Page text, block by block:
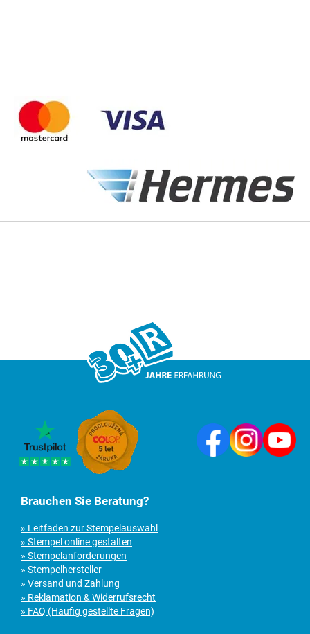
Brauchen Sie Beratung?
» Leitfaden zur Stempelauswahl
» Stempel online gestalten
» Stempelanforderungen
» Stempelhersteller
» Versand und Zahlung
» Reklamation & Widerrufsrecht
» FAQ (Häufig gestellte Fragen)